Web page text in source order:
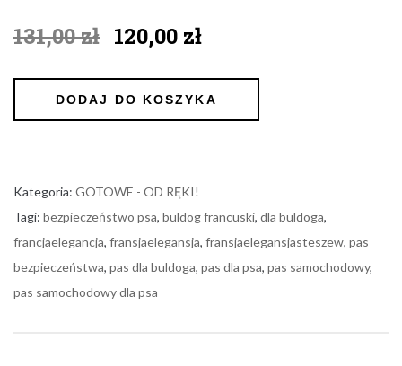
131,00zł Original
price
was:
131,00 zł.
120,00 złCurrent
is:
120,00 zł.
DODAJ DO KOSZYKA
Kategoria: GOTOWE - OD RĘKI!
Tagi: bezpieczeństwo psa, buldog francuski, dla buldoga,
francjaelegancja, fransjaelegansja, fransjaelegansjasteszew, pas
bezpieczeństwa, pas dla buldoga, pas dla psa, pas samochodowy,
pas samochodowy dla psa